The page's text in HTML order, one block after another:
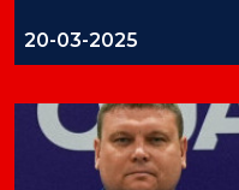
20-03-2025